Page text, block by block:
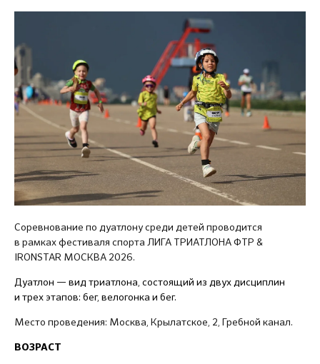
Соревнование по дуатлону среди детей проводится
в рамках фестиваля спорта ЛИГА ТРИАТЛОНА ФТР &
IRONSTAR МОСКВА 2026.
Дуатлон — вид триатлона, состоящий из двух дисциплин
и трех этапов: бег, велогонка и бег.
Место проведения: Москва, Крылатское, 2, Гребной канал.
ВОЗРАСТ